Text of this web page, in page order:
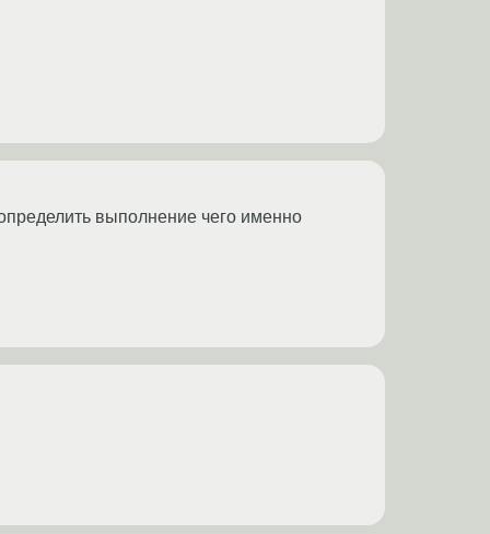
выполнение чего именно